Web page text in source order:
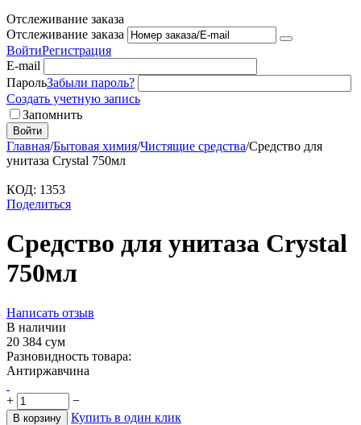
Отслеживание заказа
Отслеживание заказа
ВойтиРегистрация
E-mail
ПарольЗабыли пароль?
Создать учетную запись
Запомнить
Войти
Главная/Бытовая химия/Чистящие средства/Средство для
унитаза Crystal 750мл
КОД: 1353
Поделиться
Средство для унитаза Crystal
750мл
Написать отзыв
В наличии
20 384 сум
Разновидность товара:
Антиржавчина
+ −
В корзину
Купить в один клик